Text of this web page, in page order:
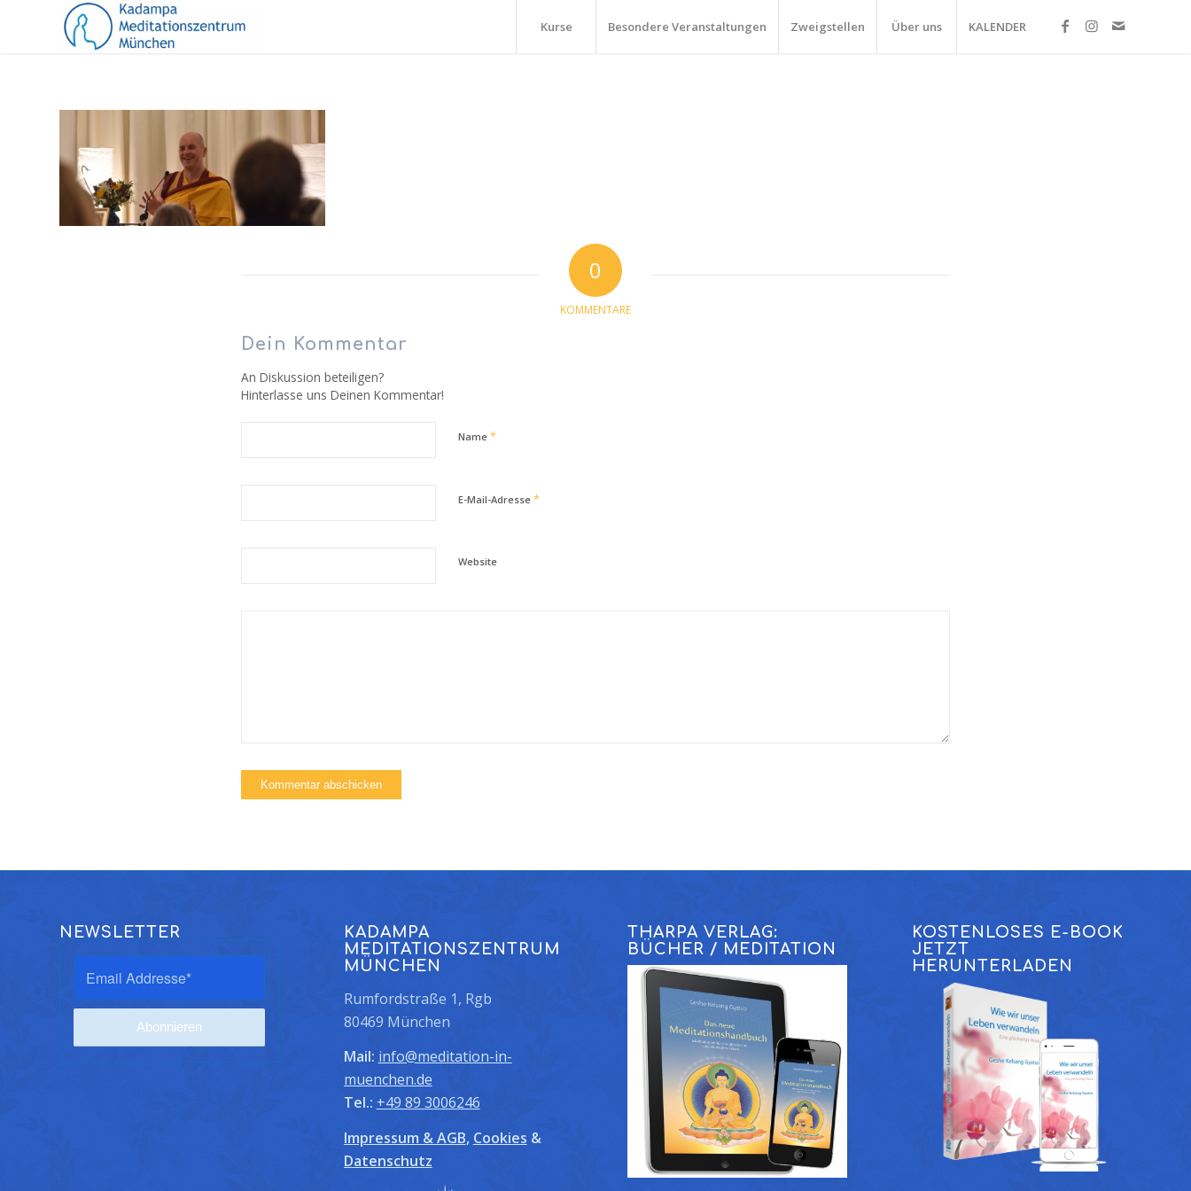
Kurse Besondere Veranstaltungen Zweigstellen Über uns KALENDER
0
KOMMENTARE
Dein Kommentar
An Diskussion beteiligen?
Hinterlasse uns Deinen Kommentar!
Name *
E-Mail-Adresse *
Website
NEWSLETTER
KADAMPA
MEDITATIONSZENTRUM
MÜNCHEN
Rumfordstraße 1, Rgb
80469 München
Mail: info@meditation-in-
muenchen.de
Tel.: +49 89 3006246
Impressum & AGB, Cookies &
Datenschutz
THARPA VERLAG:
BÜCHER / MEDITATION
KOSTENLOSES E-BOOK
JETZT
HERUNTERLADEN